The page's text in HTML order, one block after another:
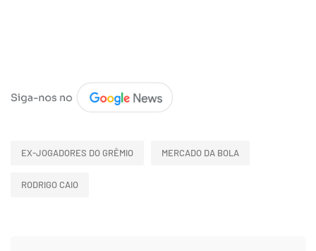
EX-JOGADORES DO GRÊMIO MERCADO DA BOLA
RODRIGO CAIO